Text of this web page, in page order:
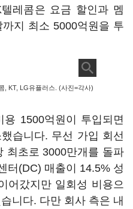
레콤은 요금 할인과 멤
지 최소 5000억원을 투
, KT, LG유플러스. (사진=각사)
1500억원이 투입되면
습니다. 무선 가입 회선
최초로 3000만개를 돌파
터(DC) 매출이 14.5% 성
어갔지만 일회성 비용으
니다. 다만 회사 측은 내